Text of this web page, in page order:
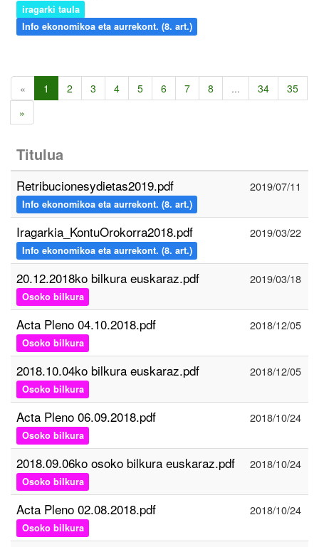
iragarki taula
Info ekonomikoa eta aurrekont. (8. art.)
« 1 2 3 4 5 6 7 8 ... 34
35
»
Titulua
Retribucionesydietas2019.pdf
Info ekonomikoa eta aurrekont. (8. art.)
2019/07/11
Iragarkia_KontuOrokorra2018.pdf
Info ekonomikoa eta aurrekont. (8. art.)
2019/03/22
20.12.2018ko bilkura euskaraz.pdf
Osoko bilkura
2019/03/18
Acta Pleno 04.10.2018.pdf
Osoko bilkura
2018/12/05
2018.10.04ko bilkura euskaraz.pdf
Osoko bilkura
2018/12/05
Acta Pleno 06.09.2018.pdf
Osoko bilkura
2018/10/24
2018.09.06ko osoko bilkura euskaraz.pdf
Osoko bilkura
2018/10/24
Acta Pleno 02.08.2018.pdf
Osoko bilkura
2018/10/24